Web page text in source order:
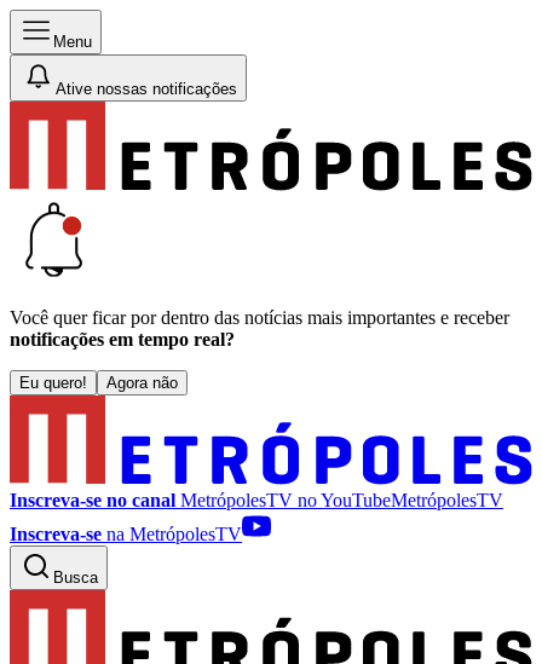
Menu
Ative nossas notificações
Você quer ficar por dentro das notícias mais importantes e receber
notificações em tempo real?
Eu quero! Agora não
Inscreva-se no canal MetrópolesTV noYouTubeMetrópolesTV
Inscreva-se na MetrópolesTV
Busca